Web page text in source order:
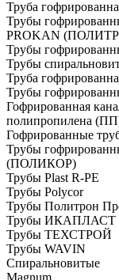
Труба
Трубы
PROKAN
Трубы
Трубы
Труба
Трубы
Гофрированная
полипропилена
Гофрированные
Трубы
(ПОЛИКОР)
Трубы Plast R-PE
Трубы Polycor
Трубы Политрон
Трубы ИКАПЛАСТ
Трубы ТЕХСТРОЙ
Трубы WAVIN
Спиральновитые
Magnum